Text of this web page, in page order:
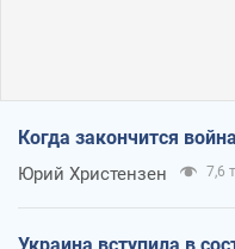
Когда закончится
Юрий Христензен 7,6 т.
Украина вступила в